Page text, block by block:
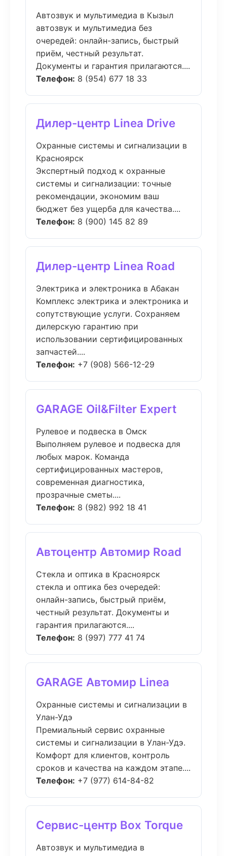
Автозвук и мультимедиа в Кызыл
автозвук и мультимедиа без
очередей: онлайн-запись, быстрый
приём, честный результат.
Документы и гарантия прилагаются....
Телефон: 8 (954) 677 18 33
Дилер-центр Linea Drive
Охранные системы и сигнализации в
Красноярск
Экспертный подход к охранные
системы и сигнализации: точные
рекомендации, экономим ваш
бюджет без ущерба для качества....
Телефон: 8 (900) 145 82 89
Дилер-центр Linea Road
Электрика и электроника в Абакан
Комплекс электрика и электроника и
сопутствующие услуги. Сохраняем
дилерскую гарантию при
использовании сертифицированных
запчастей....
Телефон: +7 (908) 566-12-29
GARAGE Oil&Filter Expert
Рулевое и подвеска в Омск
Выполняем рулевое и подвеска для
любых марок. Команда
сертифицированных мастеров,
современная диагностика,
прозрачные сметы....
Телефон: 8 (982) 992 18 41
Автоцентр Автомир Road
Стекла и оптика в Красноярск
стекла и оптика без очередей:
онлайн-запись, быстрый приём,
честный результат. Документы и
гарантия прилагаются....
Телефон: 8 (997) 777 41 74
GARAGE Автомир Linea
Охранные системы и сигнализации в
Улан-Удэ
Премиальный сервис охранные
системы и сигнализации в Улан-Удэ.
Комфорт для клиентов, контроль
сроков и качества на каждом этапе....
Телефон: +7 (977) 614-84-82
Сервис-центр Box Torque
Автозвук и мультимедиа в